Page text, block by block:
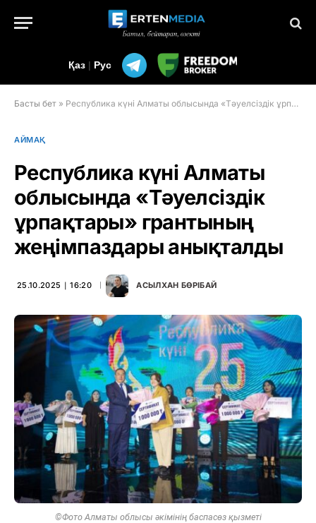
Қаз | Рус
Басты бет » Республика күні Алматы облысында «Тәуелсіздік ұрпақтары» грантының жеңімпаздары анықталды
АЙМАҚ
Республика күні Алматы
облысында «Тәуелсіздік
ұрпақтары» грантының
жеңімпаздары анықталды
25.10.2025 ∣ 16:20 АСЫЛХАН БӨРІБАЙ
©Фото Алматы облысы әкімінің баспасөз қызметі